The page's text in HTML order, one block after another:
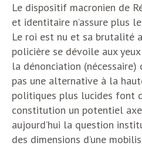
Le dispositif macronien de
et identitaire n’assure plus
Le roi est nu et sa brutalité
policière se dévoile aux
la dénonciation
pas une alternative à la
politiques plus lucides font
constitution un potentiel
aujourd’hui la question
des dimensions d’une